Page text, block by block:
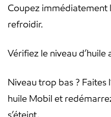
Coupez immédiatement
refroidir.
Vérifiez le niveau d’huile
Niveau trop bas ? Faites
huile Mobil et
s’éteint.